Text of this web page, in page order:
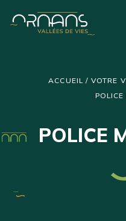
ACCUEIL/VOTRE
POLICE
POLICE